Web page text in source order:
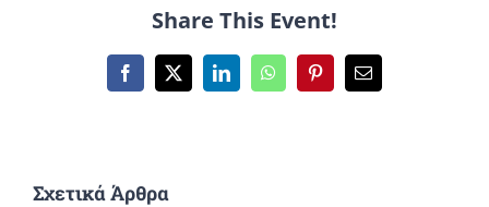
Share This Event!
Facebook
X LinkedInWhatsAppPinterestEmail
Σχετικά Άρθρα